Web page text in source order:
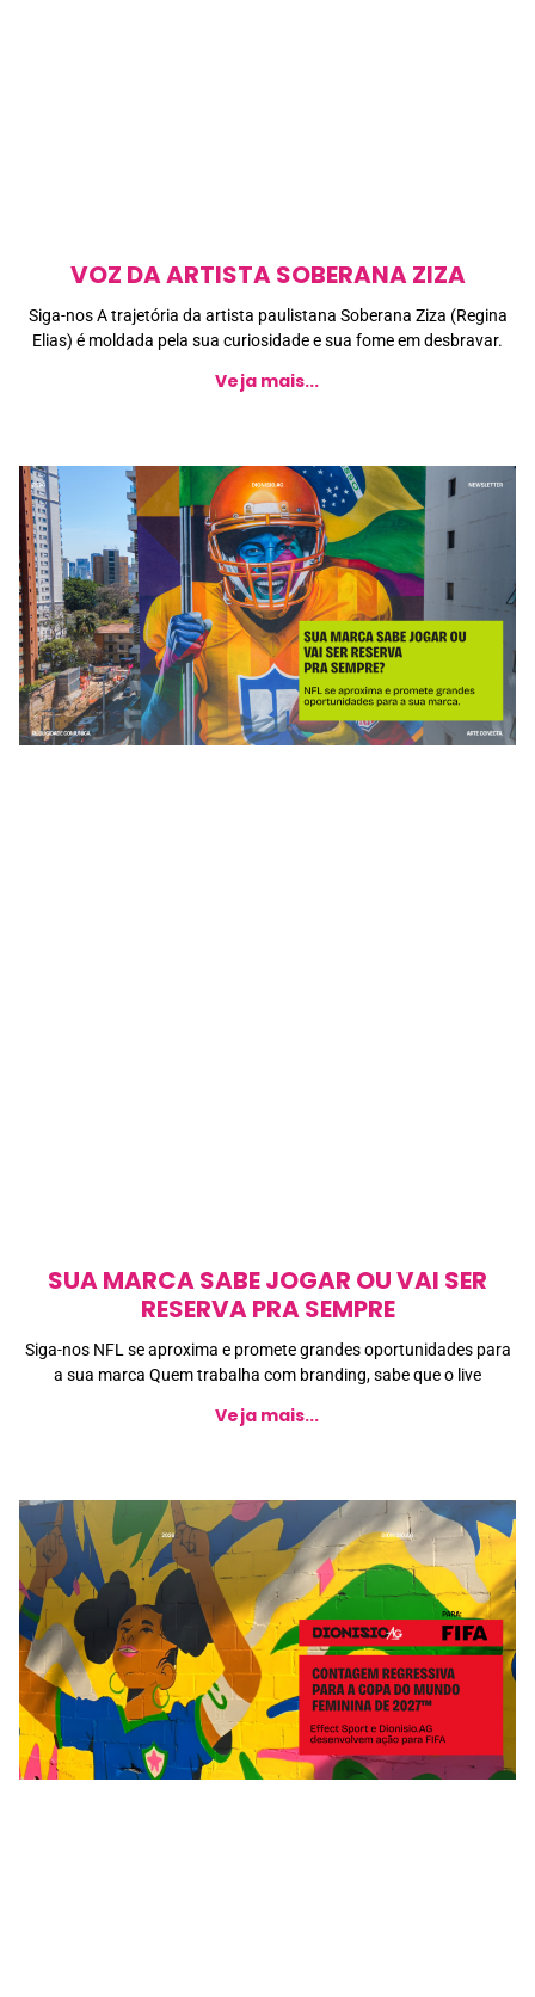
VOZ DA ARTISTA SOBERANA ZIZA
Siga-nos A trajetória da artista paulistana Soberana Ziza (Regina
Elias) é moldada pela sua curiosidade e sua fome em desbravar.
Veja mais...
SUA MARCA SABE JOGAR OU VAI SER
RESERVA PRA SEMPRE
Siga-nos NFL se aproxima e promete grandes oportunidades para
a sua marca Quem trabalha com branding, sabe que o live
Veja mais...